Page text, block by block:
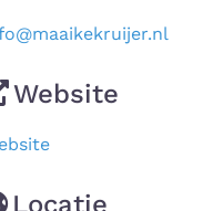
@maaikekruijer.nl
Website
Locatie